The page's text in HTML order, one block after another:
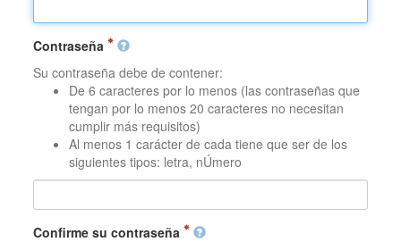
Contraseña
Su contraseña debe de contener:
De 6 caracteres por lo menos (las contraseñas que
tengan por lo menos 20 caracteres no necesitan
cumplir más requisitos)
Al menos 1 carácter de cada tiene que ser de los
siguientes tipos: letra, nÚmero
Confirme su contraseña